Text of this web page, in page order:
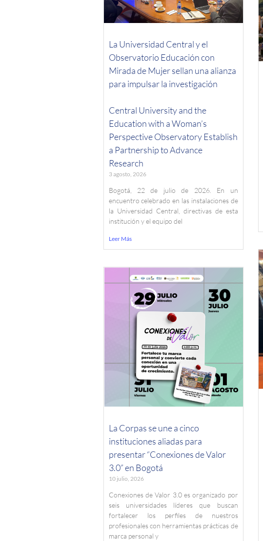
La Universidad Central y el
Observatorio Educación con
Mirada de Mujer sellan una alianza
para impulsar la investigación
Central University and the
Education with a Woman’s
Perspective Observatory Establish
a Partnership to Advance
Research
3 agosto, 2026
Bogotá, 22 de julio de 2026. En un
encuentro celebrado en las instalaciones de
la Universidad Central, directivas de esta
institución y el equipo del
Leer Más
La Corpas se une a cinco
instituciones aliadas para
presentar “Conexiones de Valor
3.0” en Bogotá
10 julio, 2026
Conexiones de Valor 3.0 es organizado por
seis universidades líderes que buscan
fortalecer los perfiles de nuestros
profesionales con herramientas prácticas de
marca personal y